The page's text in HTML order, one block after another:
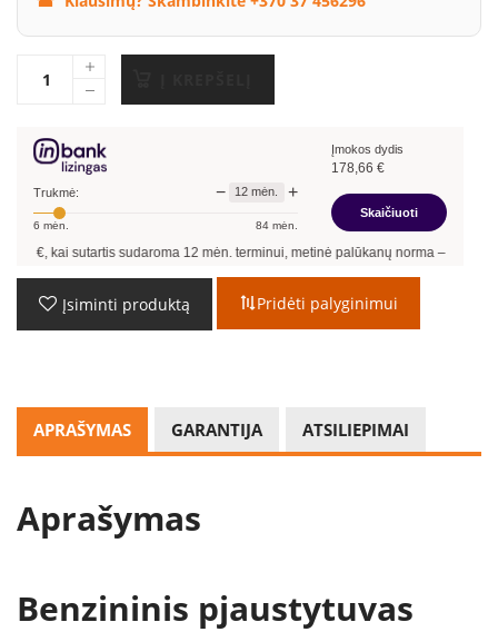
Trukmė: − 12 mėn. +
6 mėn. 84mėn.
Įmokos dydis
178,66 €
Skaičiuoti
sudaroma12 mėn. terminui, metinė palūkanų norma –9,90 %, sutarties
Įsiminti produktą Pridėti palyginimui
APRAŠYMAS GARANTIJA ATSILIEPIMAI
Aprašymas
Benzininis pjaustytuvas